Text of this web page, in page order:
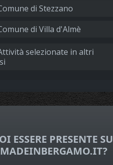
di Stezzano
di Villa d'Almè
selezionate in altri
ESSERE PRESENTE SU